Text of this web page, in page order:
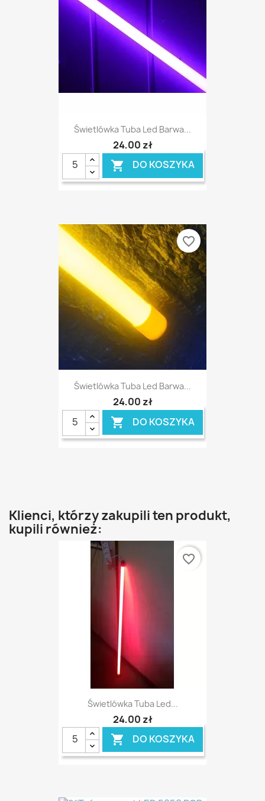
Świetlówka Tuba Led Barwa...
24,00 zł
 DO KOSZYKA
Świetlówka Tuba Led Barwa...
24,00 zł
 DO KOSZYKA
favorite_border
Klienci, którzy zakupili ten produkt,
kupili również:
Świetlówka Tuba Led...
24,00 zł
 DO KOSZYKA
favorite_border